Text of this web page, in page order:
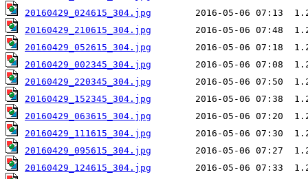
20160429_024615_304.jpg
20160429_210615_304.jpg
20160429_052615_304.jpg
20160429_002345_304.jpg
20160429_220345_304.jpg
20160429_152345_304.jpg
20160429_063615_304.jpg
20160429_111615_304.jpg
20160429_095615_304.jpg
20160429_124615_304.jpg